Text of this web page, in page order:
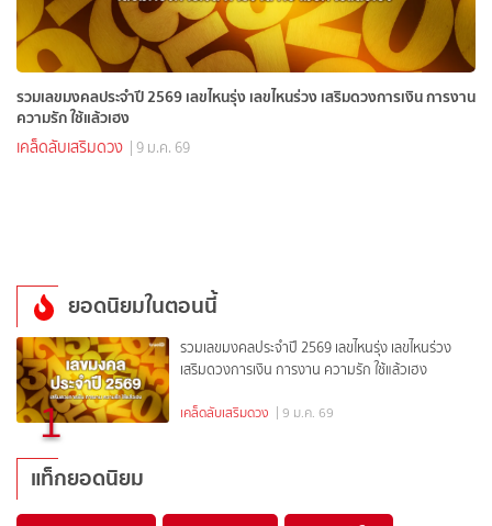
รวมเลขมงคลประจำปี 2569 เลขไหนรุ่ง เลขไหนร่วง เสริมดวงการเงิน การงาน
ความรัก ใช้แล้วเฮง
เคล็ดลับเสริมดวง | 9 ม.ค. 69
ยอดนิยมในตอนนี้
1
รวมเลขมงคลประจำปี 2569 เลขไหนรุ่ง เลขไหนร่วง
เสริมดวงการเงิน การงาน ความรัก ใช้แล้วเฮง
เคล็ดลับเสริมดวง | 9 ม.ค. 69
แท็กยอดนิยม